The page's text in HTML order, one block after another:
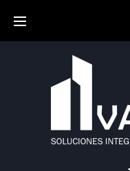
content